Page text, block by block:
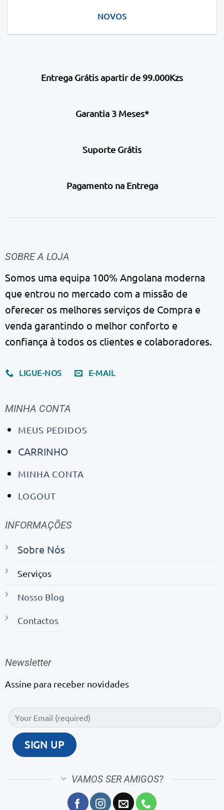
NOVOS
Entrega Grátis apartir de 99.000Kzs
Garantia 3 Meses*
Suporte Grátis
Pagamento na Entrega
SOBRE A LOJA
Somos uma equipa 100% Angolana moderna
que entrou no mercado com a missão de
oferecer os melhores serviços de Compra e
venda garantindo o melhor conforto e
confiança à todos os clientes e colaboradores.
LIGUE-NOS E-MAIL
MINHA CONTA
MEUS PEDIDOS
CARRINHO
MINHA CONTA
LOGOUT
INFORMAÇÕES
Sobre Nós
Serviços
Nosso Blog
Contactos
Newsletter
Assine para receber novidades
VAMOS SER AMIGOS?